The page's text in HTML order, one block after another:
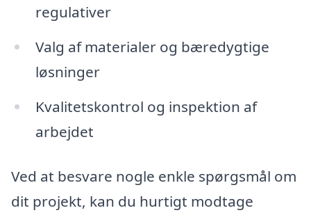
regulativer
Valg af materialer og bæredygtige
løsninger
Kvalitetskontrol og inspektion af
arbejdet
Ved at besvare nogle enkle spørgsmål om
dit projekt, kan du hurtigt modtage